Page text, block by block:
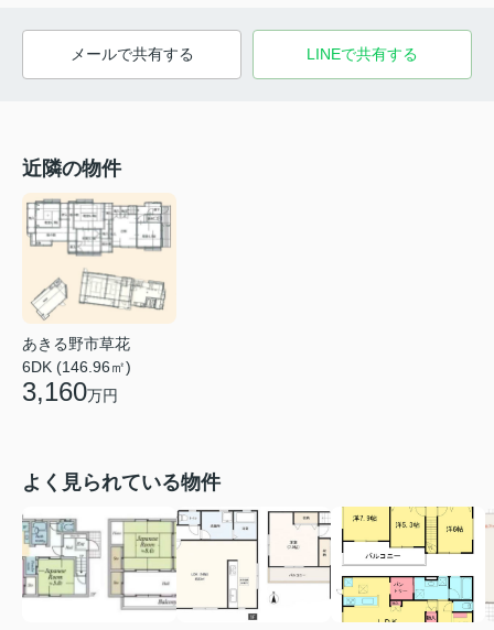
メールで共有する LINEで共有する
近隣の物件
あきる野市草花
6DK (146.96㎡)
3,160万円
よく見られている物件